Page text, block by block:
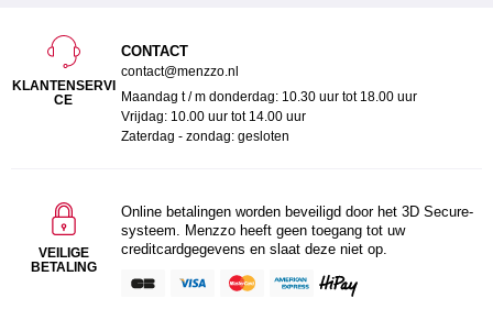
KLANTENSERVI
CE
CONTACT
contact@menzzo.nl
Maandag t / m donderdag: 10.30 uur tot 18.00 uur
Vrijdag: 10.00 uur tot 14.00 uur
Zaterdag - zondag: gesloten
VEILIGE
BETALING
Online betalingen worden beveiligd door het 3D Secure-
systeem. Menzzo heeft geen toegang tot uw
creditcardgegevens en slaat deze niet op.